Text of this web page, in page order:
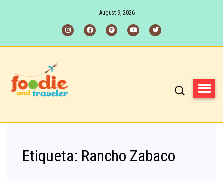
August 9, 2026
Etiqueta: Rancho Zabaco